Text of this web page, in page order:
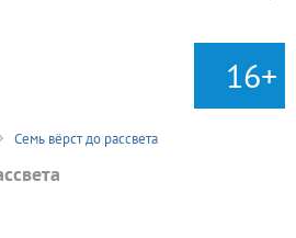
16+
Семь вёрст до рассвета